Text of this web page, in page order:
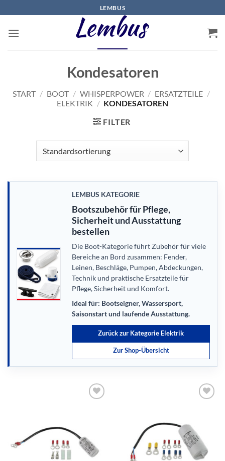
Inhalt
springen
LEMBUS
Kondesatoren
START / BOOT / WHISPERPOWER / ERSATZTEILE /
ELEKTRIK / KONDESATOREN
FILTER
LEMBUS KATEGORIE
Bootszubehör für Pflege,
Sicherheit und Ausstattung
bestellen
Die Boot-Kategorie führt Zubehör für viele
Bereiche an Bord zusammen: Fender,
Leinen, Beschläge, Pumpen, Abdeckungen,
Technik und praktische Ersatzteile für
Pflege, Sicherheit und Komfort.
Ideal für: Bootseigner, Wassersport,
Saisonstart und laufende Ausstattung.
Zurück zur Kategorie Elektrik
Zur Shop-Übersicht